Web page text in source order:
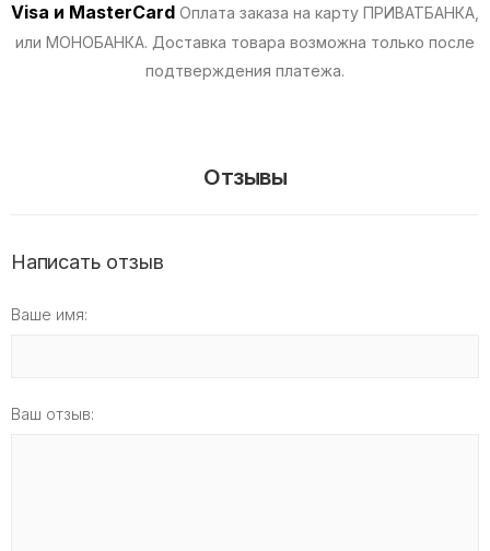
Visa и MasterCard Оплата заказа на карту ПРИВАТБАНКА,
или МОНОБАНКА. Доставка товара возможна только после
подтверждения платежа.
Отзывы
Написать отзыв
Ваше имя:
Ваш отзыв: